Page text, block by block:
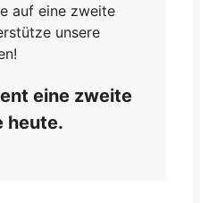
auf eine zweite
unsere
eine zweite
heute.